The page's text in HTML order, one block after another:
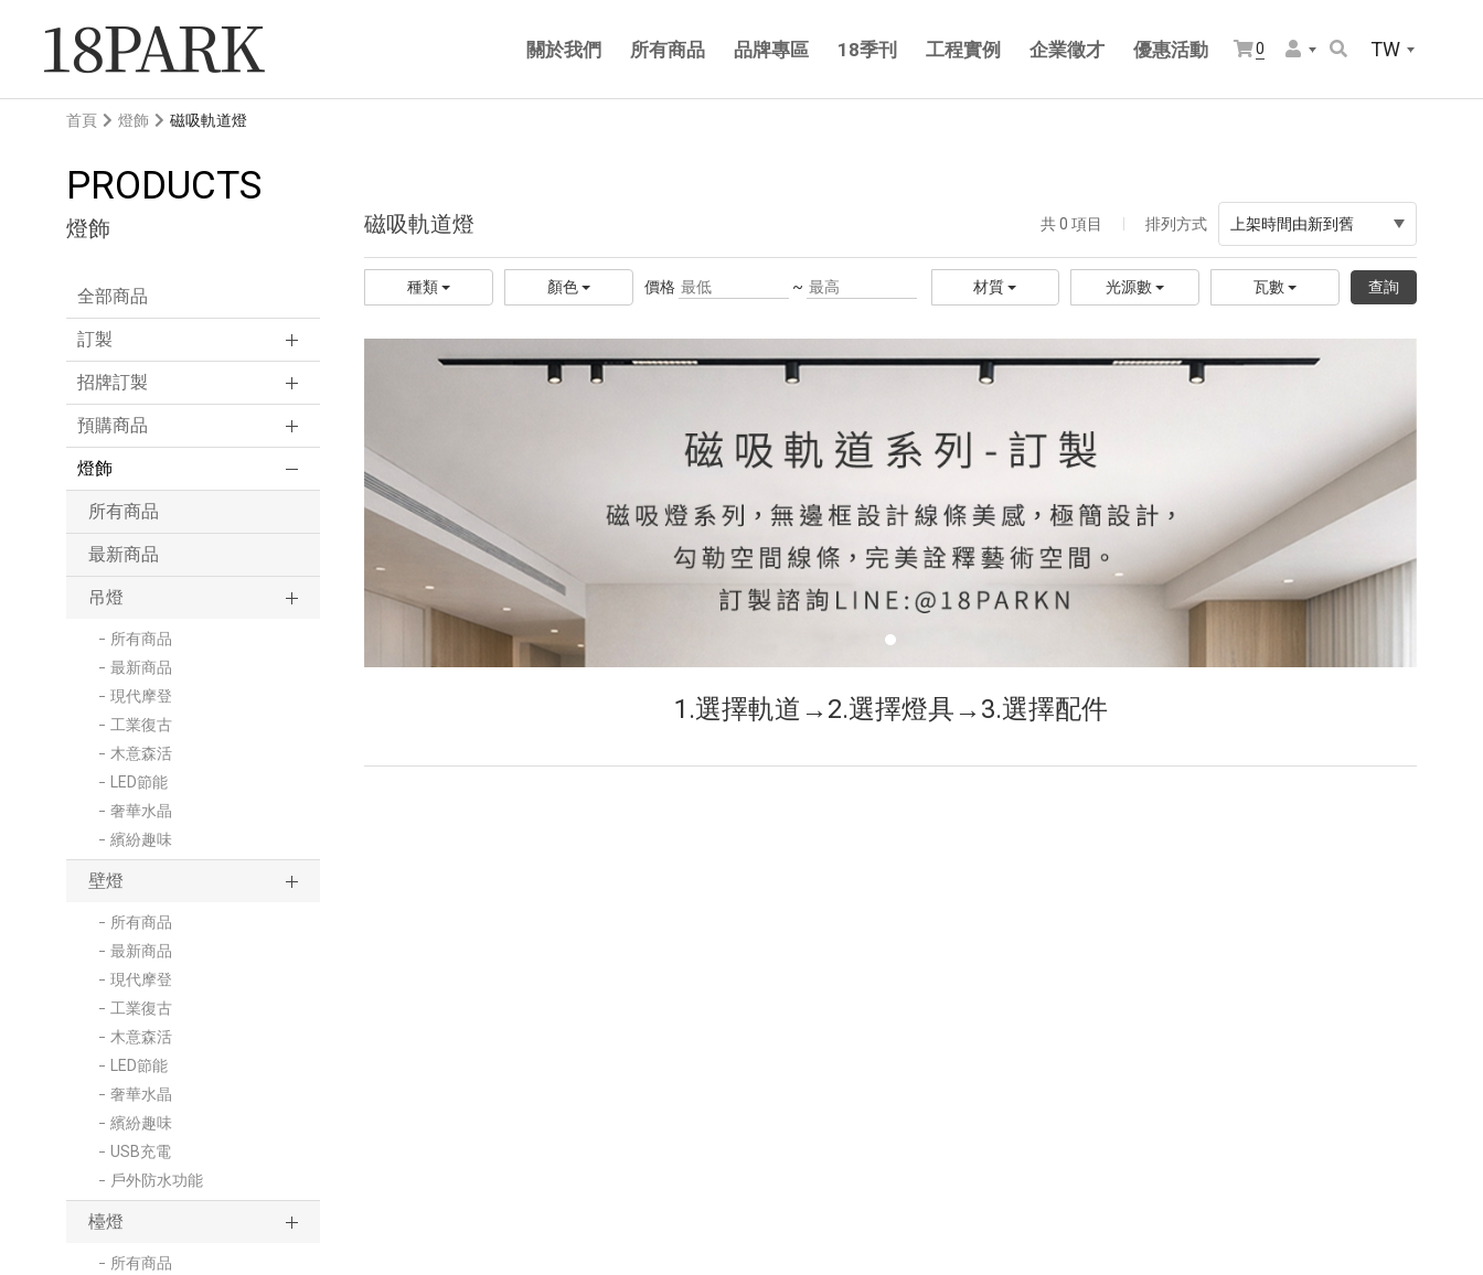
關於我們 所有商品 品牌專區 18季刊 工程實例 企業徵才 優惠活動 0 TW
首頁 燈飾 磁吸軌道燈
PRODUCTS
燈飾
全部商品
訂製
招牌訂製
預購商品
燈飾
所有商品
最新商品
吊燈
所有商品
最新商品
現代摩登
工業復古
木意森活
LED節能
奢華水晶
繽紛趣味
壁燈
所有商品
最新商品
現代摩登
工業復古
木意森活
LED節能
奢華水晶
繽紛趣味
USB充電
戶外防水功能
檯燈
所有商品
磁吸軌道燈 共 0 項目 排列方式 上架時間由新到舊
種類 顏色 價格 ~ 材質 光源數 瓦數 查詢
1.選擇軌道→2.選擇燈具→3.選擇配件